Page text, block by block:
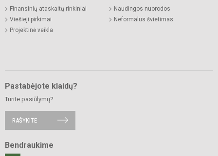
Finansinių ataskaitų rinkiniai
Viešieji pirkimai
Projektinė veikla
Naudingos nuorodos
Neformalus švietimas
Pastabėjote klaidų?
Turite pasiūlymų?
RAŠYKITE
Bendraukime